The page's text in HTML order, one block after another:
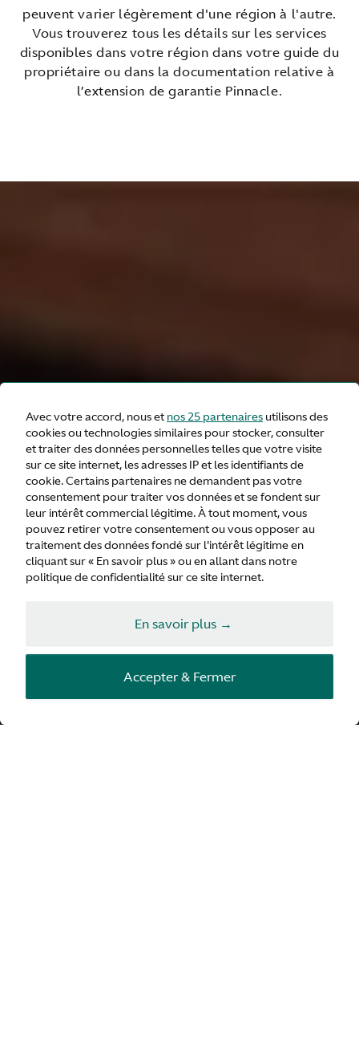
Avec votre accord, nous et nos 25 partenaires utilisons des
cookies ou technologies similaires pour stocker, consulter
et traiter des données personnelles telles que votre visite
sur ce site internet, les adresses IP et les identifiants de
cookie. Certains partenaires ne demandent pas votre
consentement pour traiter vos données et se fondent sur
leur intérêt commercial légitime. À tout moment, vous
pouvez retirer votre consentement ou vous opposer au
traitement des données fondé sur l'intérêt légitime en
cliquant sur « En savoir plus » ou en allant dans notre
politique de confidentialité sur ce site internet.
En savoir plus →
Accepter & Fermer
peuvent varier légèrement d'une région à l'autre.
Vous trouverez tous les détails sur les services
disponibles dans votre région dans votre guide du
propriétaire ou dans la documentation relative à
l’extension de garantie Pinnacle.